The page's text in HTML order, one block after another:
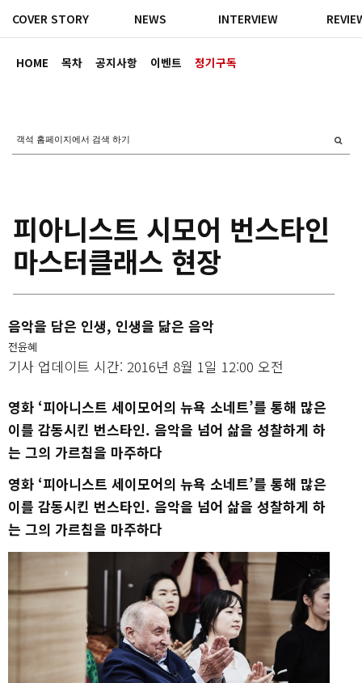
HOME 목차 공지사항 이벤트 정기구독
COVER STORY NEWS INTERVIEW
피아니스트 시모어 번스타인
마스터클래스 현장
음악을 담은 인생, 인생을 닮은 음악
전윤혜
기사 업데이트 시간: 2016년 8월 1일 12:00 오전
영화 ‘피아니스트 세이모어의 뉴욕 소네트’를 통해 많은
이를 감동시킨 번스타인. 음악을 넘어 삶을 성찰하게 하
는 그의 가르침을 마주하다
영화 ‘피아니스트 세이모어의 뉴욕 소네트’를 통해 많은
이를 감동시킨 번스타인. 음악을 넘어 삶을 성찰하게 하
는 그의 가르침을 마주하다